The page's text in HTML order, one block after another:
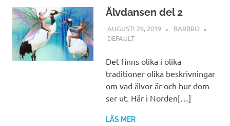
Älvdansen del 2
AUGUSTI 26, 2019
BARBRO
DEFAULT
Det finns olika i olika
traditioner olika beskrivningar
om vad älvor är och hur dom
ser ut. Här i Norden[…]
LÄS MER